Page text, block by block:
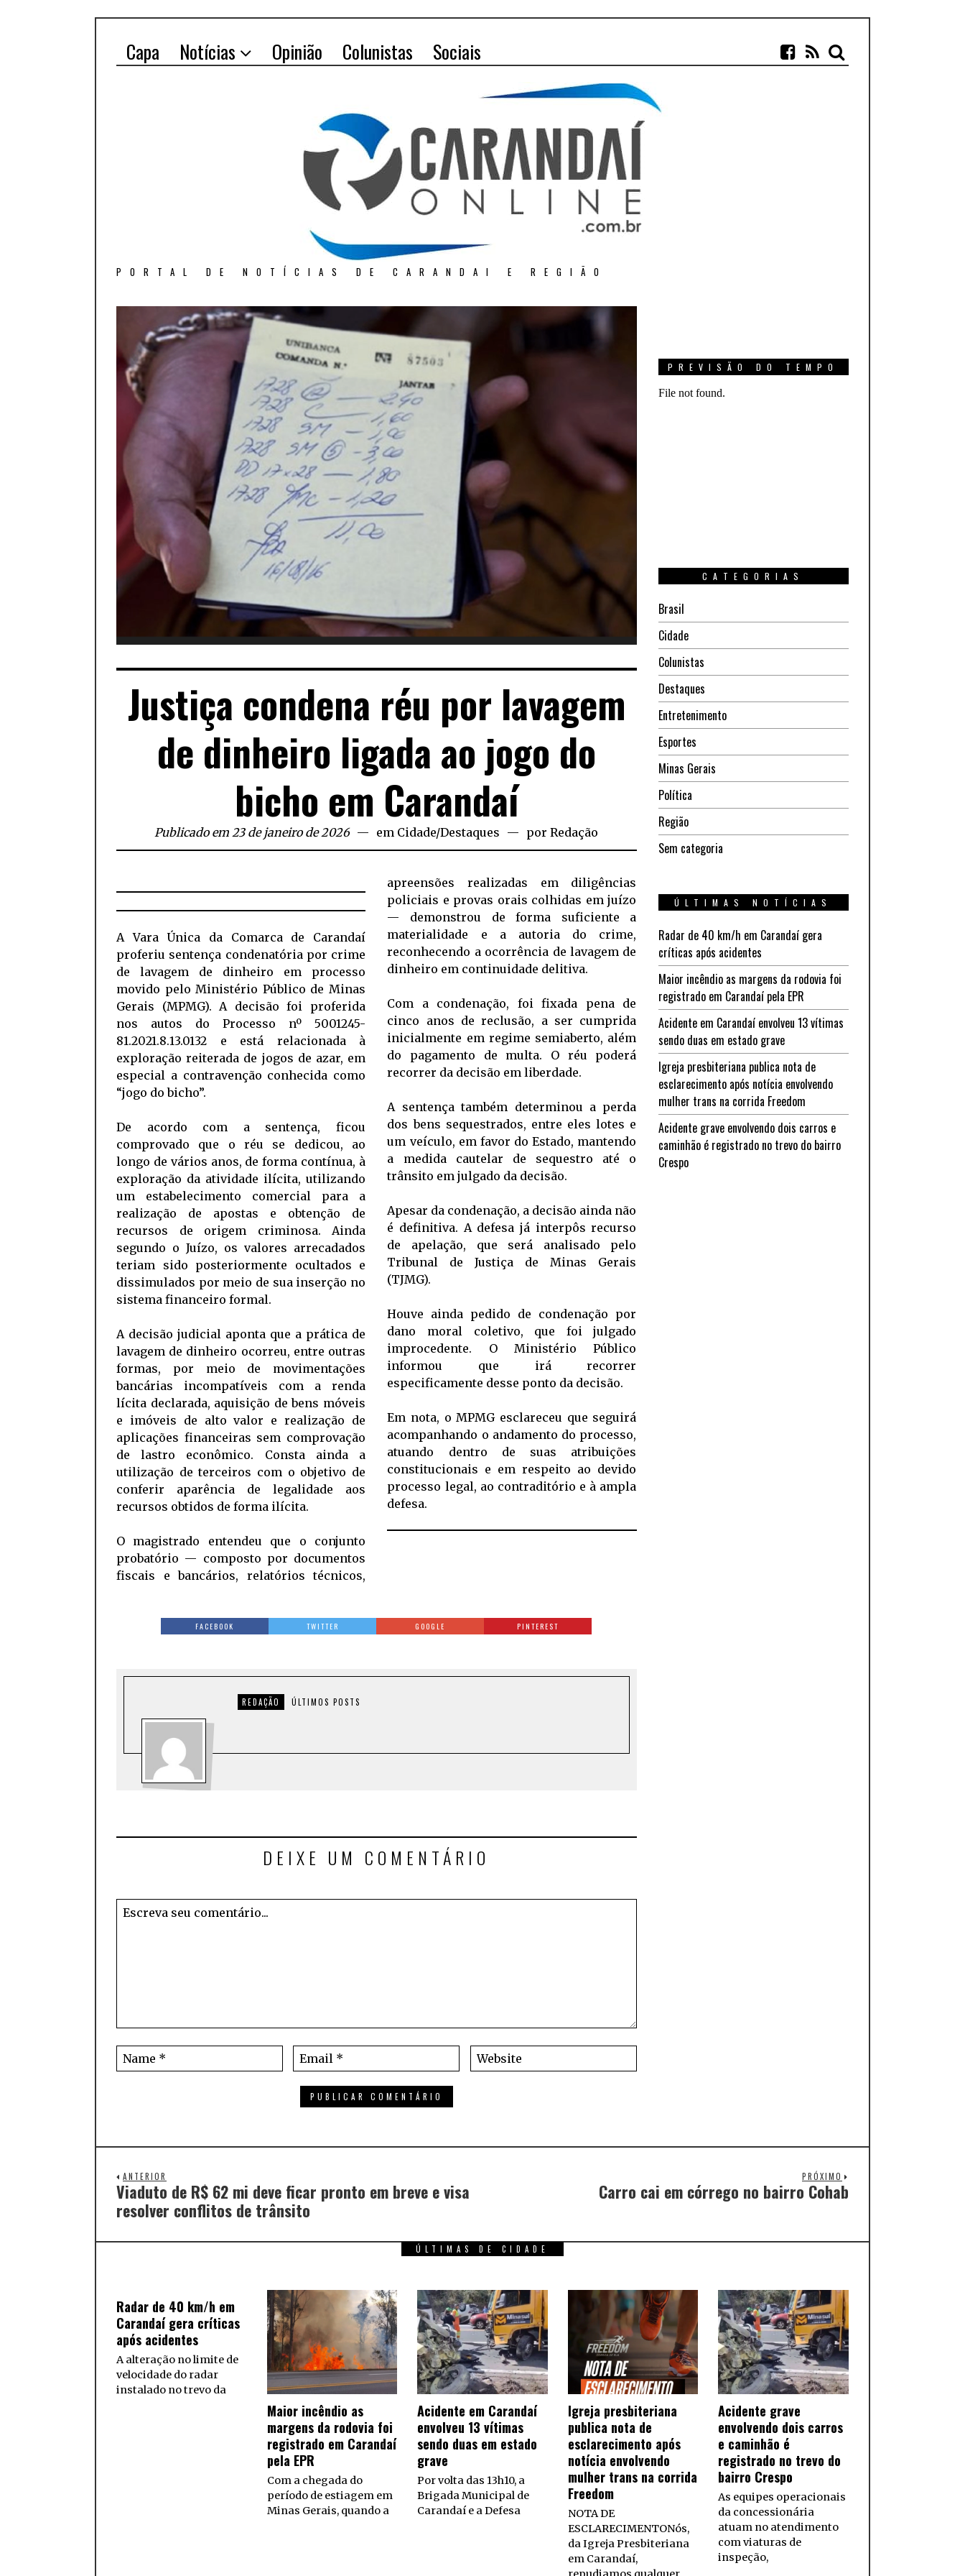
Capa Notícias Opinião Colunistas Sociais
PORTAL DE NOTÍCIAS DE CARANDAI E REGIÃO
Justiça condena réu por lavagem
de dinheiro ligada ao jogo do
bicho em Carandaí
Publicado em 23 de janeiro de 2026 em Cidade/Destaques porRedação
A Vara Única da Comarca de Carandaí
proferiu sentença condenatória por crime
de lavagem de dinheiro em processo
movido pelo Ministério Público de Minas
Gerais (MPMG). A decisão foi proferida
nos autos do Processo nº 5001245-
81.2021.8.13.0132 e está relacionada à
exploração reiterada de jogos de azar, em
especial a contravenção conhecida como
“jogo do bicho”.
De acordo com a sentença, ficou
comprovado que o réu se dedicou, ao
longo de vários anos, de forma contínua, à
exploração da atividade ilícita, utilizando
um estabelecimento comercial para a
realização de apostas e obtenção de
recursos de origem criminosa. Ainda
segundo o Juízo, os valores arrecadados
teriam sido posteriormente ocultados e
dissimulados por meio de sua inserção no
sistema financeiro formal.
A decisão judicial aponta que a prática de
lavagem de dinheiro ocorreu, entre outras
formas, por meio de movimentações
bancárias incompatíveis com a renda
lícita declarada, aquisição de bens móveis
e imóveis de alto valor e realização de
aplicações financeiras sem comprovação
de lastro econômico. Consta ainda a
utilização de terceiros com o objetivo de
conferir aparência de legalidade aos
recursos obtidos de forma ilícita.
O magistrado entendeu que o conjunto
probatório — composto por documentos
fiscais e bancários, relatórios técnicos,
apreensões realizadas em diligências
policiais e provas orais colhidas em juízo
— demonstrou de forma suficiente a
materialidade e a autoria do crime,
reconhecendo a ocorrência de lavagem de
dinheiro em continuidade delitiva.
Com a condenação, foi fixada pena de
cinco anos de reclusão, a ser cumprida
inicialmente em regime semiaberto, além
do pagamento de multa. O réu poderá
recorrer da decisão em liberdade.
A sentença também determinou a perda
dos bens sequestrados, entre eles lotes e
um veículo, em favor do Estado, mantendo
a medida cautelar de sequestro até o
trânsito em julgado da decisão.
Apesar da condenação, a decisão ainda não
é definitiva. A defesa já interpôs recurso
de apelação, que será analisado pelo
Tribunal de Justiça de Minas Gerais
(TJMG).
Houve ainda pedido de condenação por
dano moral coletivo, que foi julgado
improcedente. O Ministério Público
informou que irá recorrer
especificamente desse ponto da decisão.
Em nota, o MPMG esclareceu que seguirá
acompanhando o andamento do processo,
atuando dentro de suas atribuições
constitucionais e em respeito ao devido
processo legal, ao contraditório e à ampla
defesa.
FACEBOOK TWITTER GOOGLE PINTEREST
REDAÇÃO ÚLTIMOS POSTS
DEIXE UM COMENTÁRIO
PREVISÃO DO TEMPO
CATEGORIAS
Brasil
Cidade
Colunistas
Destaques
Entretenimento
Esportes
Minas Gerais
Política
Região
Sem categoria
ÚLTIMAS NOTÍCIAS
Radar de 40 km/h em Carandaí gera
críticas após acidentes
Maior incêndio as margens da rodovia foi
registrado em Carandaí pela EPR
Acidente em Carandaí envolveu 13 vítimas
sendo duas em estado grave
Igreja presbiteriana publica nota de
esclarecimento após notícia envolvendo
mulher trans na corrida Freedom
Acidente grave envolvendo dois carros e
caminhão é registrado no trevo do bairro
Crespo
ANTERIOR
Viaduto de R$ 62 mi deve ficar pronto em breve e visa
resolver conflitos de trânsito
PRÓXIMO
Carro cai em córrego no bairro Cohab
ÚLTIMAS DE CIDADE
Radar de 40 km/h em
Carandaí gera críticas
após acidentes
A alteração no limite de
velocidade do radar
instalado no trevo da
Maior incêndio as
margens da rodovia foi
registrado em Carandaí
pela EPR
Com a chegada do
período de estiagem em
Minas Gerais, quando a
Acidente em Carandaí
envolveu 13 vítimas
sendo duas em estado
grave
Por volta das 13h10, a
Brigada Municipal de
Carandaí e a Defesa
Igreja presbiteriana
publica nota de
esclarecimento após
notícia envolvendo
mulher trans na corrida
Freedom
NOTA DE
ESCLARECIMENTONós,
da Igreja Presbiteriana
em Carandaí,
Acidente grave
envolvendo dois carros
e caminhão é
registrado no trevo do
bairro Crespo
As equipes operacionais
da concessionária
atuam no atendimento
com viaturas de
inspeção,